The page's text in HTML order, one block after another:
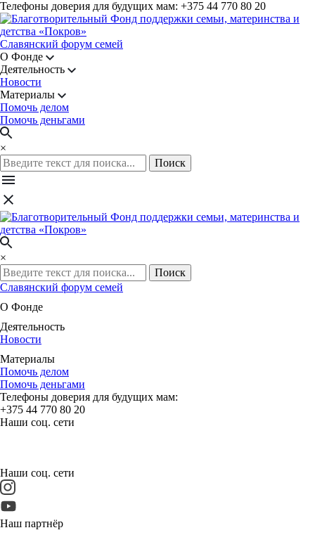
Телефоны доверия для будущих мам: +375 44 770 80 20
Славянский форум семей
О Фонде
Деятельность
Новости
Материалы
Помочь делом
Помочь деньгами
×
Поиск
×
Поиск
Славянский форум семей
О Фонде
Деятельность
Новости
Материалы
Помочь делом
Помочь деньгами
Телефоны доверия для будущих мам:
+375 44 770 80 20
Наши соц. сети
Наши соц. сети
Наш партнёр